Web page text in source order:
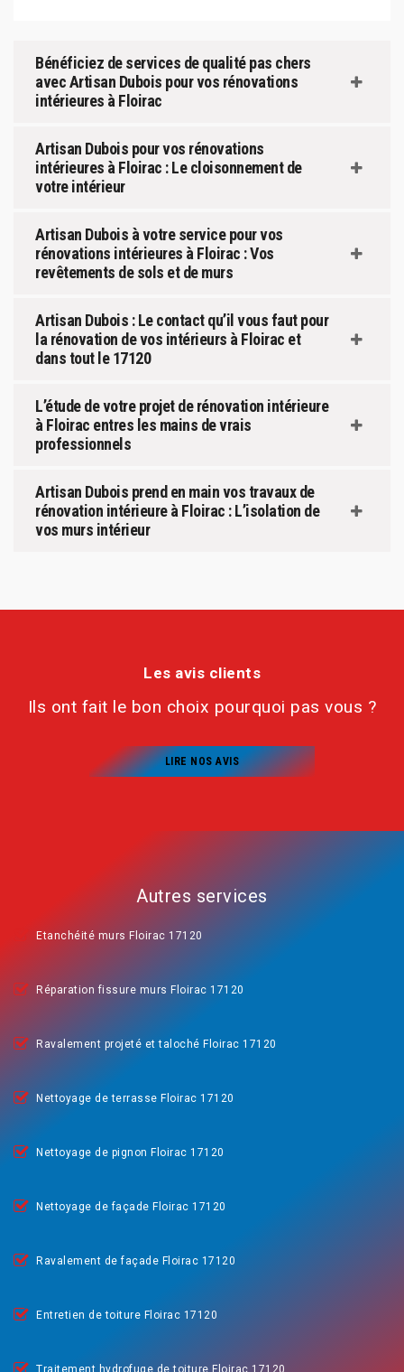
Bénéficiez de services de qualité pas chers
avec Artisan Dubois pour vos rénovations
intérieures à Floirac
Artisan Dubois pour vos rénovations
intérieures à Floirac : Le cloisonnement de
votre intérieur
Artisan Dubois à votre service pour vos
rénovations intérieures à Floirac : Vos
revêtements de sols et de murs
Artisan Dubois : Le contact qu’il vous faut pour
la rénovation de vos intérieurs à Floirac et
dans tout le 17120
L’étude de votre projet de rénovation intérieure
à Floirac entres les mains de vrais
professionnels
Artisan Dubois prend en main vos travaux de
rénovation intérieure à Floirac : L’isolation de
vos murs intérieur
Les avis clients
Ils ont fait le bon choix pourquoi pas vous ?
LIRE NOS AVIS
Autres services
Etanchéité murs Floirac 17120
Réparation fissure murs Floirac 17120
Ravalement projeté et taloché Floirac 17120
Nettoyage de terrasse Floirac 17120
Nettoyage de pignon Floirac 17120
Nettoyage de façade Floirac 17120
Ravalement de façade Floirac 17120
Entretien de toiture Floirac 17120
Traitement hydrofuge de toiture Floirac 17120